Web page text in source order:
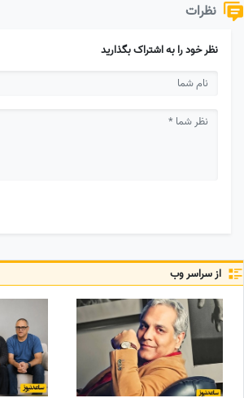
نظرات
نظر خود را به اشتراک بگذارید
از سراسر وب